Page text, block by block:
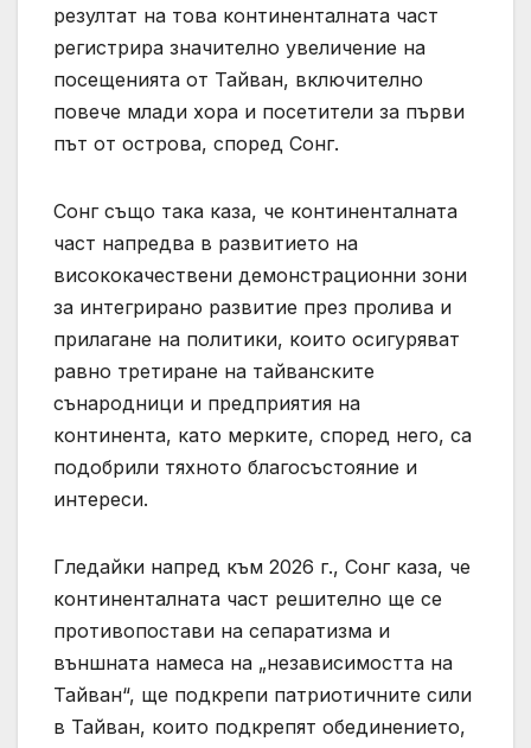
резултат на това континенталната част
регистрира значително увеличение на
посещенията от Тайван, включително
повече млади хора и посетители за първи
път от острова, според Сонг.
Сонг също така каза, че континенталната
част напредва в развитието на
висококачествени демонстрационни зони
за интегрирано развитие през пролива и
прилагане на политики, които осигуряват
равно третиране на тайванските
сънародници и предприятия на
континента, като мерките, според него, са
подобрили тяхното благосъстояние и
интереси.
Гледайки напред към 2026 г., Сонг каза, че
континенталната част решително ще се
противопостави на сепаратизма и
външната намеса на „независимостта на
Тайван“, ще подкрепи патриотичните сили
в Тайван, които подкрепят обединението,